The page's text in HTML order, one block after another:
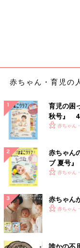
赤ちゃん・育児の
育児の困
秋号』 4
いっぱい
赤ちゃん
赤ちゃん
ブ 夏号
く！ おっ
赤ちゃん
赤ちゃん
赤ちゃん
誰かの不